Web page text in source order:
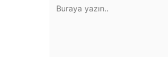
yazın..